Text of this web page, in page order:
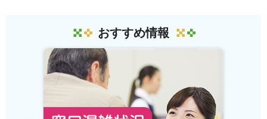
おすすめ情報